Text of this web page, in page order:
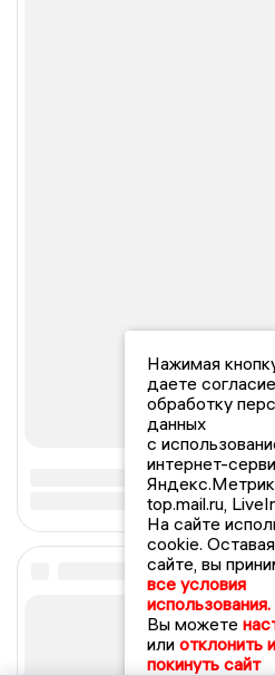
Нажимая
даете
обработку
данных
с
интернет-
top.mail.ru,
На сайте
cookie.
сайте, вы
все условия
использования.
Вы можете
или отклонить и
покинуть сайт